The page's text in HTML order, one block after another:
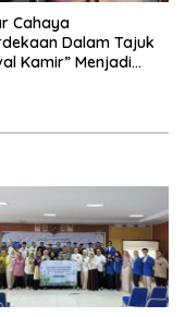
Cahaya
Dalam Tajuk
Kamir” Menjadi